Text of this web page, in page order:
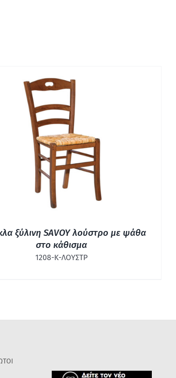
ΓΡΉΓΟΡΗ ΠΡΟΒΟΛΉ
ξύλινη SAVOY λούστρο με ψάθα
στο κάθισμα
1208-Κ-ΛΟΥΣΤΡ